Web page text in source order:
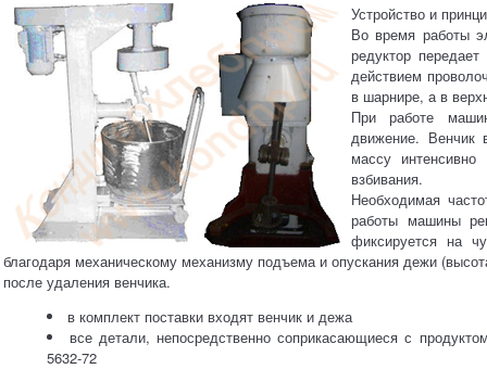
Устройство и
Во время работы
редуктор
действием
в шарнире, а в
При работе
движение. Венчик
массу
взбивания.
Необходимая
работы машины
фиксируется на
благодаря механическому механизму подъема и опускания дежи
после удаления венчика.
в комплект поставки входят венчик и дежа
все детали, непосредственно соприкасающиеся с
5632-72